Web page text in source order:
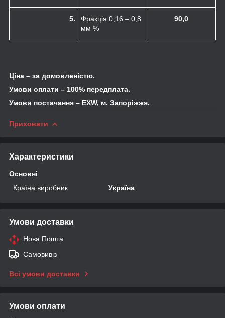
5.
Фракція 0,16 – 0,8
мм %
90,0
Ціна – за домовленістю.
Умови оплати – 100% передплата.
Умови постачання – EXW, м. Запоріжжя.
Приховати
Характеристики
Основні
Країна виробник
Україна
Умови доставки
Нова Пошта
Самовивіз
Всі умови доставки
Умови оплати